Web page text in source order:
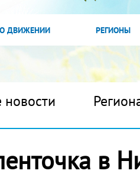
О ДВИЖЕНИИ РЕГИОНЫ
в